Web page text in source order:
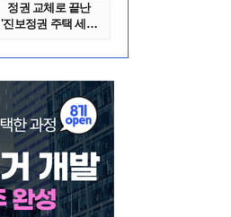
정권 교체로 끝난
'진보정권 주택 세금